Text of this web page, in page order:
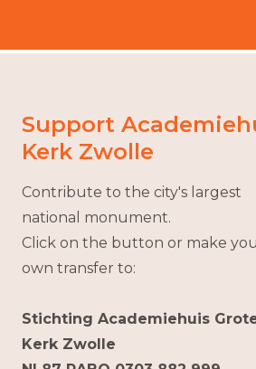
Support
Kerk Zwolle
Contribute to the city's largest
national monument.
Click on the button or make
own transfer to:
Stichting Academiehuis
Kerk Zwolle